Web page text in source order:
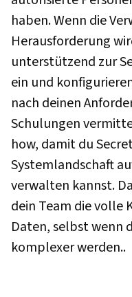
haben. Wenn die
Herausforderung
unterstützend zur
ein und
nach deinen
Schulungen
how, damit du
Systemlandschaft
verwalten kannst.
dein Team die volle
Daten, selbst wenn
komplexer werden..